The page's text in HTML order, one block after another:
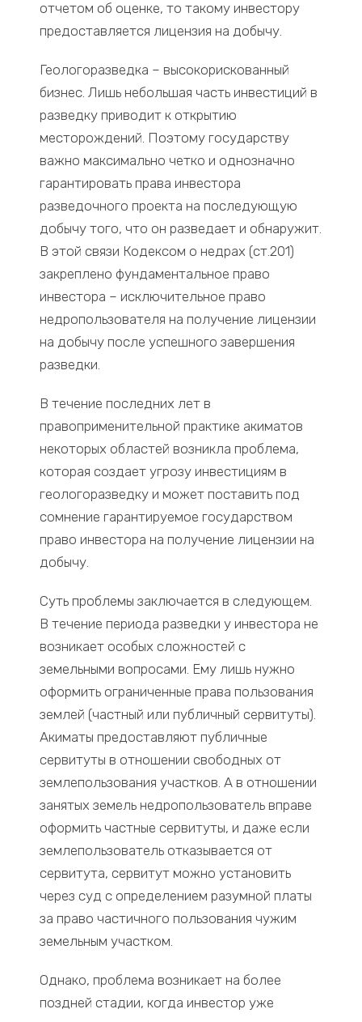
отчетом об оценке, то такому инвестору
предоставляется лицензия на добычу.
Геологоразведка – высокорискованный
бизнес. Лишь небольшая часть инвестиций в
разведку приводит к открытию
месторождений. Поэтому государству
важно максимально четко и однозначно
гарантировать права инвестора
разведочного проекта на последующую
добычу того, что он разведает и обнаружит.
В этой связи Кодексом о недрах (ст.201)
закреплено фундаментальное право
инвестора – исключительное право
недропользователя на получение лицензии
на добычу после успешного завершения
разведки.
В течение последних лет в
правоприменительной практике акиматов
некоторых областей возникла проблема,
которая создает угрозу инвестициям в
геологоразведку и может поставить под
сомнение гарантируемое государством
право инвестора на получение лицензии на
добычу.
Суть проблемы заключается в следующем.
В течение периода разведки у инвестора не
возникает особых сложностей с
земельными вопросами. Ему лишь нужно
оформить ограниченные права пользования
землей (частный или публичный сервитуты).
Акиматы предоставляют публичные
сервитуты в отношении свободных от
землепользования участков. А в отношении
занятых земель недропользователь вправе
оформить частные сервитуты, и даже если
землепользователь отказывается от
сервитута, сервитут можно установить
через суд с определением разумной платы
за право частичного пользования чужим
земельным участком.
Однако, проблема возникает на более
поздней стадии, когда инвестор уже